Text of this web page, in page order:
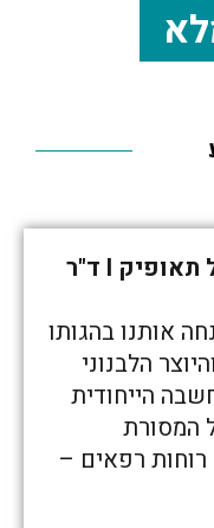
אל תוך הלבירינת של ג'לאל תאופיק I ד"ר
אותנו בהגותו
הלבנוני
הייחודית
המסורת
רוחות רפאים –